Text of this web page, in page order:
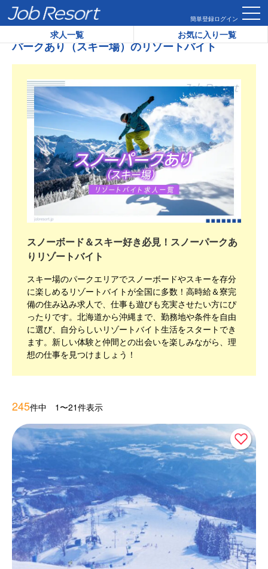
簡単登録ログイン
求人一覧 お気に入り一覧
HOME パークあり（スキー場）のリゾートバイト
パークあり（スキー場）のリゾートバイト
スノーボード＆スキー好き必見！スノーパークあ
りリゾートバイト
スキー場のパークエリアでスノーボードやスキーを存分
に楽しめるリゾートバイトが全国に多数！高時給＆寮完
備の住み込み求人で、仕事も遊びも充実させたい方にぴ
ったりです。北海道から沖縄まで、勤務地や条件を自由
に選び、自分らしいリゾートバイト生活をスタートでき
ます。新しい体験と仲間との出会いを楽しみながら、理
想の仕事を見つけましょう！
245件中 1〜21件表示